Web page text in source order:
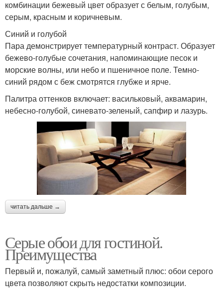
комбинации бежевый цвет образует с белым, голубым,
серым, красным и коричневым.
Синий и голубой
Пара демонстрирует температурный контраст. Образует
бежево-голубые сочетания, напоминающие песок и
морские волны, или небо и пшеничное поле. Темно-
синий рядом с беж смотрятся глубже и ярче.
Палитра оттенков включает: васильковый, аквамарин,
небесно-голубой, синевато-зеленый, сапфир и лазурь.
читать дальше →
Серые обои для гостиной.
Преимущества
Первый и, пожалуй, самый заметный плюс: обои серого
цвета позволяют скрыть недостатки композиции.